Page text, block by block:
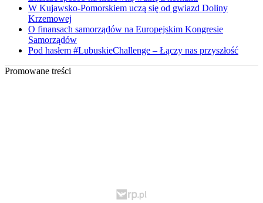
W Kujawsko-Pomorskiem uczą się od gwiazd Doliny
Krzemowej
O finansach samorządów na Europejskim Kongresie
Samorządów
Pod hasłem #LubuskieChallenge – Łączy nas przyszłość
Promowane treści